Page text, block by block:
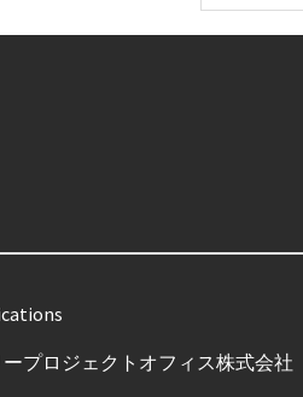
プロジェクトオフィス株式会社